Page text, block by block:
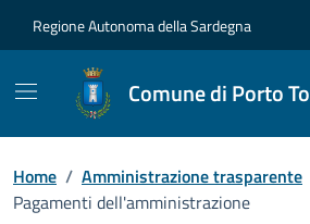
Regione Autonoma della Sardegna
Comune di Porto
Home / Amministrazione trasparente
Pagamenti dell'amministrazione